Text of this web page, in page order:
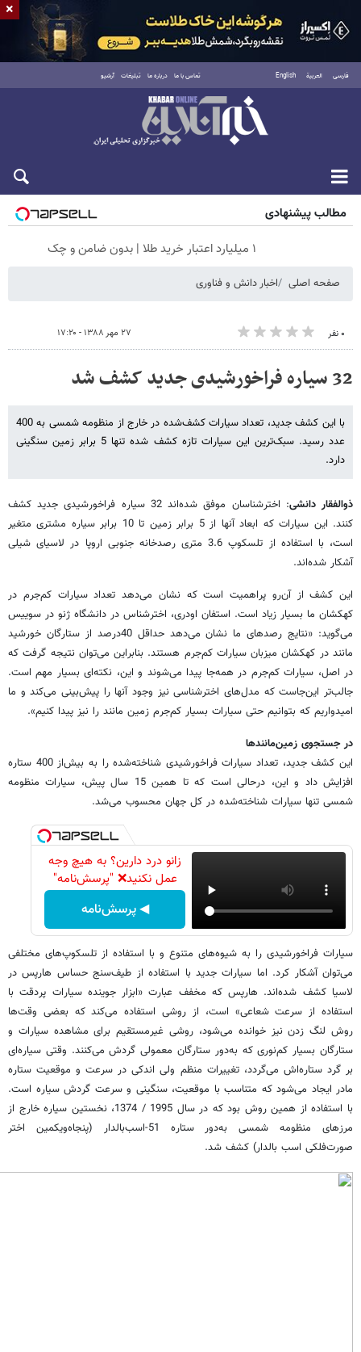
فارسی العربية English تماس با ما درباره ما تبلیغات آرشیو
پنجشنبه ۱۵ مرداد ۱۴۰۵
مطالب پیشنهادی
۱ میلیارد اعتبار خرید طلا | بدون ضامن و چک
صفحه اصلی اخبار دانش و فناوری
۰ نفر ۲۷ مهر ۱۳۸۸ - ۱۷:۲۰
32 سیاره فراخورشیدی جدید کشف شد
با این کشف جدید، تعداد سیارات کشف‌شده در خارج از منظومه شمسی به 400
عدد رسید. سبک‌ترین این سیارات تازه کشف شده تنها 5 برابر زمین سنگینی
دارد.
ذوالفقار دانشی
: اخترشناسان موفق شده‌اند 32 سیاره فراخورشیدی جدید کشف
کنند. این سیارات که ابعاد آنها از 5 برابر زمین تا 10 برابر سیاره مشتری متغیر
است، با استفاده از تلسکوپ 3.6 متری رصدخانه جنوبی اروپا در لاسیای شیلی
آشکار شده‌اند.
این کشف از آن‌رو پراهمیت است که نشان می‌دهد تعداد سیارات کم‌جرم در
کهکشان ما بسیار زیاد است. استفان اودری، اخترشناس در دانشگاه ژنو در سوییس
می‌گوید: «نتایج رصدهای ما نشان می‌دهد حداقل 40درصد از ستارگان خورشید
مانند در کهکشان میزبان سیارات کم‌جرم هستند. بنابراین می‌توان نتیجه گرفت که
در اصل، سیارات کم‌جرم در همه‌جا پیدا می‌شوند و این، نکته‌ای بسیار مهم است.
جالب‌تر این‌جاست که مدل‌های اخترشناسی نیز وجود آنها را پیش‌بینی می‌کند و ما
امیدواریم که بتوانیم حتی سیارات بسیار کم‌جرم زمین مانند را نیز پیدا کنیم».
در جستجوی زمین‌مانندها
این کشف جدید، تعداد سیارات فراخورشیدی شناخته‌شده را به بیش‌از 400 ستاره
افزایش داد و این، درحالی است که تا همین 15 سال پیش، سیارات منظومه
شمسی تنها سیارات شناخته‌شده در کل جهان محسوب می‌شد.
زانو درد دارین؟ به هیچ وجه
عمل نکنید❌ "پرسش‌نامه"
◀ پرسش‌نامه
سیارات فراخورشیدی را به شیوه‌های متنوع و با استفاده از تلسکوپ‌های مختلفی
می‌توان آشکار کرد. اما سیارات جدید با استفاده از طیف‌سنج حساس هارپس در
لاسیا کشف شده‌اند. هارپس که مخفف عبارت «ابزار جوینده سیارات پردقت با
استفاده از سرعت شعاعی» است، از روشی استفاده می‌کند که بعضی وقت‌ها
روش لنگ زدن نیز خوانده می‌شود، روشی غیرمستقیم برای مشاهده سیارات و
ستارگان بسیار کم‌نوری که به‌دور ستارگان معمولی گردش می‌کنند. وقتی سیاره‌ای
بر گرد ستاره‌اش می‌گردد، تغییرات منظم ولی اندکی در سرعت و موقعیت ستاره
مادر ایجاد می‌شود که متناسب با موقعیت، سنگینی و سرعت گردش سیاره است.
با استفاده از همین روش بود که در سال 1995 / 1374، نخستین سیاره خارج از
مرزهای منظومه شمسی به‌دور ستاره 51-اسب‌بالدار (پنجاه‌ویکمین اختر
صورت‌فلکی اسب بالدار) کشف شد.
×